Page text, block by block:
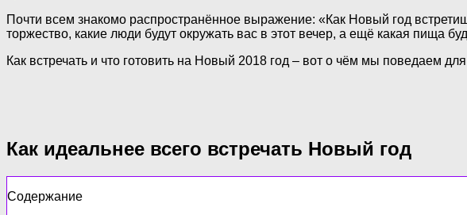
Почти всем знакомо распространённое выражение: «Как Новый год
торжество, какие люди будут окружать вас в этот вечер, а ещё какая пища
Как встречать и что готовить на Новый 2018 год – вот о чём мы поведаем
Как идеальнее всего встречать Новый год
Содержание